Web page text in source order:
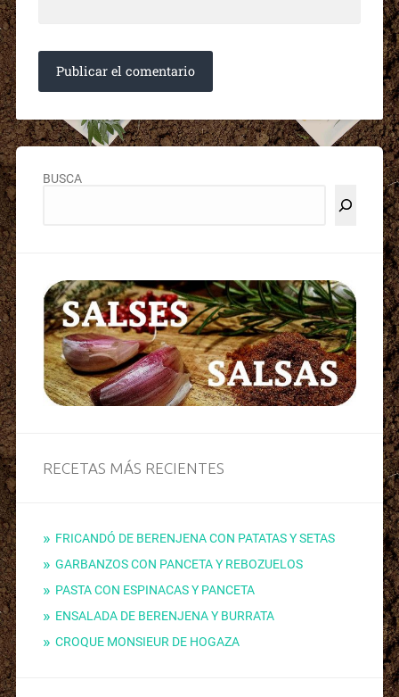
BUSCA
RECETAS MÁS RECIENTES
FRICANDÓ DE BERENJENA CON PATATAS Y SETAS
GARBANZOS CON PANCETA Y REBOZUELOS
PASTA CON ESPINACAS Y PANCETA
ENSALADA DE BERENJENA Y BURRATA
CROQUE MONSIEUR DE HOGAZA